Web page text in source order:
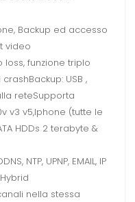
Backup ed accesso
video
loss, funzione triplo
USB ,
reteSupporta
v3 v5,Iphone (tutte le
HDDs 2 terabyte &
NTP, UPNP, EMAIL, IP
nella stessa